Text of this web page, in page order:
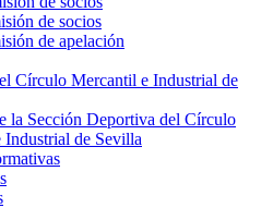
de socios
de apelación
Círculo Mercantil e Industrial de
la Sección Deportiva del Círculo
Industrial de Sevilla